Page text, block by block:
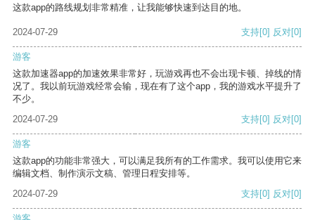
这款app的路线规划非常精准，让我能够快速到达目的地。
2024-07-29 支持[0] 反对[0]
游客
这款加速器app的加速效果非常好，玩游戏再也不会出现卡顿、掉线的情
况了。我以前玩游戏经常会输，现在有了这个app，我的游戏水平提升了
不少。
2024-07-29
支持[0] 反对[0]
游客
这款app的功能非常强大，可以满足我所有的工作需求。我可以使用它来
编辑文档、制作演示文稿、管理日程安排等。
2024-07-29
支持[0] 反对[0]